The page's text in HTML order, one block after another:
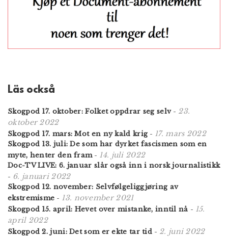
Läs också
Skogpod 17. oktober: Folket oppdrar seg selv- 23.
oktober 2022
Skogpod 17. mars: Mot en ny kald krig- 17. mars 2022
Skogpod 13. juli: De som har dyrket fascismen som en
myte, henter den fram- 14. juli 2022
Doc-TV LIVE: 6. januar slår også inn i norsk journalistikk
- 6. januari 2022
Skogpod 12. november: Selvfølgeliggjøring av
ekstremisme - 13. november 2021
Skogpod 15. april: Hevet over mistanke, inntil nå - 15.
april 2022
Skogpod 2. juni: Det som er ekte tar tid - 2. juni 2022